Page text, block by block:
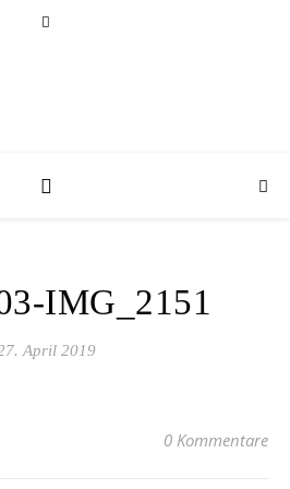
IMG_2151
April 2019
0 Kommentare